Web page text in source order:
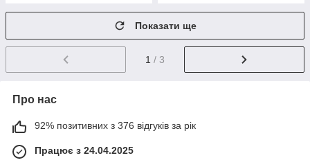
Показати ще
1 / 3
Про нас
92% позитивних з 376 відгуків за рік
Працює з 24.04.2025